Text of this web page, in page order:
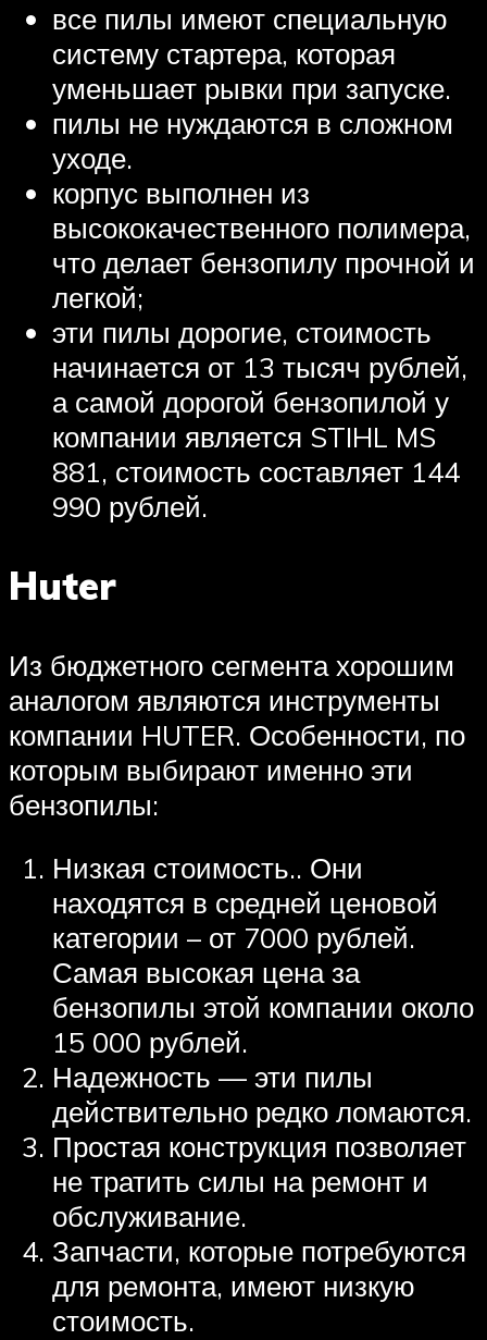
все пилы имеют специальную
систему стартера, которая
уменьшает рывки при запуске.
пилы не нуждаются в сложном
уходе.
корпус выполнен из
высококачественного полимера,
что делает бензопилу прочной и
легкой;
эти пилы дорогие, стоимость
начинается от 13 тысяч рублей,
а самой дорогой бензопилой у
компании является STIHL MS
881, стоимость составляет 144
990 рублей.
Huter
Из бюджетного сегмента хорошим
аналогом являются инструменты
компании HUTER. Особенности, по
которым выбирают именно эти
бензопилы:
Низкая стоимость.. Они
находятся в средней ценовой
категории – от 7000 рублей.
Самая высокая цена за
бензопилы этой компании около
15 000 рублей.
Надежность — эти пилы
действительно редко ломаются.
Простая конструкция позволяет
не тратить силы на ремонт и
обслуживание.
Запчасти, которые потребуются
для ремонта, имеют низкую
стоимость.